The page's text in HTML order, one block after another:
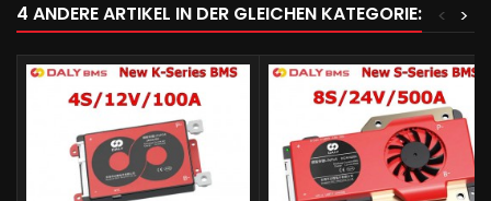
4 ANDERE ARTIKEL IN DER GLEICHEN KATEGORIE: >
<